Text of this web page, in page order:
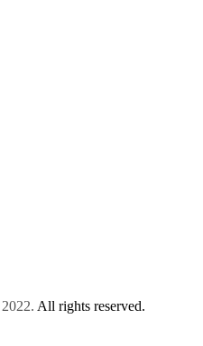
2022. All rights reserved.